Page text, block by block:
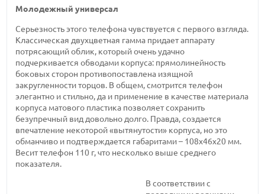
Молодежный универсал
Серьезность этого телефона чувствуется с первого взгляда.
Классическая двухцветная гамма придает аппарату
потрясающий облик, который очень удачно
подчеркивается обводами корпуса: прямолинейность
боковых сторон противопоставлена изящной
закругленности торцов. В общем, смотрится телефон
элегантно и стильно, да и применение в качестве материала
корпуса матового пластика позволяет сохранить
безупречный вид довольно долго. Правда, создается
впечатление некоторой «вытянутости» корпуса, но это
обманчиво и подтверждается габаритами – 108х46х20 мм.
Весит телефон 110 г, что несколько выше среднего
показателя.
В соответствии с